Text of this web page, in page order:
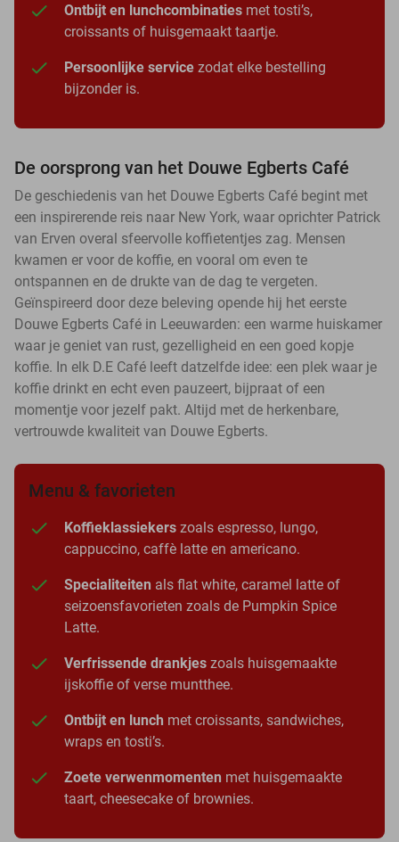
Ontbijt en lunchcombinaties met tosti’s,
croissants of huisgemaakt taartje.
Persoonlijke service zodat elke bestelling
bijzonder is.
De oorsprong van het Douwe Egberts Café
De geschiedenis van het Douwe Egberts Café begint met
een inspirerende reis naar New York, waar oprichter Patrick
van Erven overal sfeervolle koffietentjes zag. Mensen
kwamen er voor de koffie, en vooral om even te
ontspannen en de drukte van de dag te vergeten.
Geïnspireerd door deze beleving opende hij het eerste
Douwe Egberts Café in Leeuwarden: een warme huiskamer
waar je geniet van rust, gezelligheid en een goed kopje
koffie. In elk D.E Café leeft datzelfde idee: een plek waar je
koffie drinkt en echt even pauzeert, bijpraat of een
momentje voor jezelf pakt. Altijd met de herkenbare,
vertrouwde kwaliteit van Douwe Egberts.
Menu & favorieten
Koffieklassiekers zoals espresso, lungo,
cappuccino, caffè latte en americano.
Specialiteiten als flat white, caramel latte of
seizoensfavorieten zoals de Pumpkin Spice
Latte.
Verfrissende drankjes zoals huisgemaakte
ijskoffie of verse muntthee.
Ontbijt en lunch met croissants, sandwiches,
wraps en tosti’s.
Zoete verwenmomenten met huisgemaakte
taart, cheesecake of brownies.